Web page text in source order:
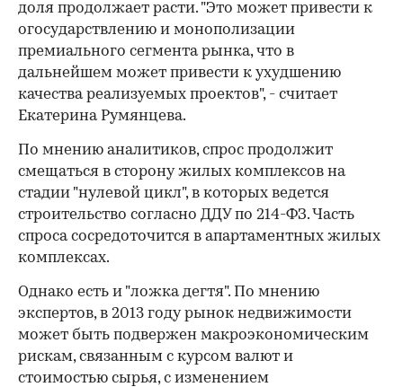
доля продолжает расти. "Это может привести к
огосударствлению и монополизации
премиального сегмента рынка, что в
дальнейшем может привести к ухудшению
качества реализуемых проектов", - считает
Екатерина Румянцева.
По мнению аналитиков, спрос продолжит
смещаться в сторону жилых комплексов на
стадии "нулевой цикл", в которых ведется
строительство согласно ДДУ по 214-ФЗ. Часть
спроса сосредоточится в апартаментных жилых
комплексах.
Однако есть и "ложка дегтя". По мнению
экспертов, в 2013 году рынок недвижимости
может быть подвержен макроэкономическим
рискам, связанным с курсом валют и
стоимостью сырья, с изменением